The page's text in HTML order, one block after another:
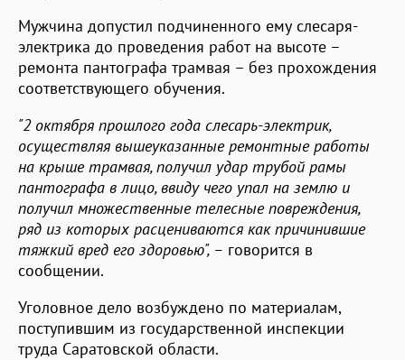
Мужчина допустил подчиненного ему слесаря-
электрика до проведения работ на высоте –
ремонта пантографа трамвая – без прохождения
соответствующего обучения.
"2 октября прошлого года слесарь-электрик,
осуществляя вышеуказанные ремонтные работы
на крыше трамвая, получил удар трубой рамы
пантографа в лицо, ввиду чего упал на землю и
получил множественные телесные повреждения,
ряд из которых расцениваются как причинившие
тяжкий вред его здоровью", – говорится в
сообщении.
Уголовное дело возбуждено по материалам,
поступившим из государственной инспекции
труда Саратовской области.